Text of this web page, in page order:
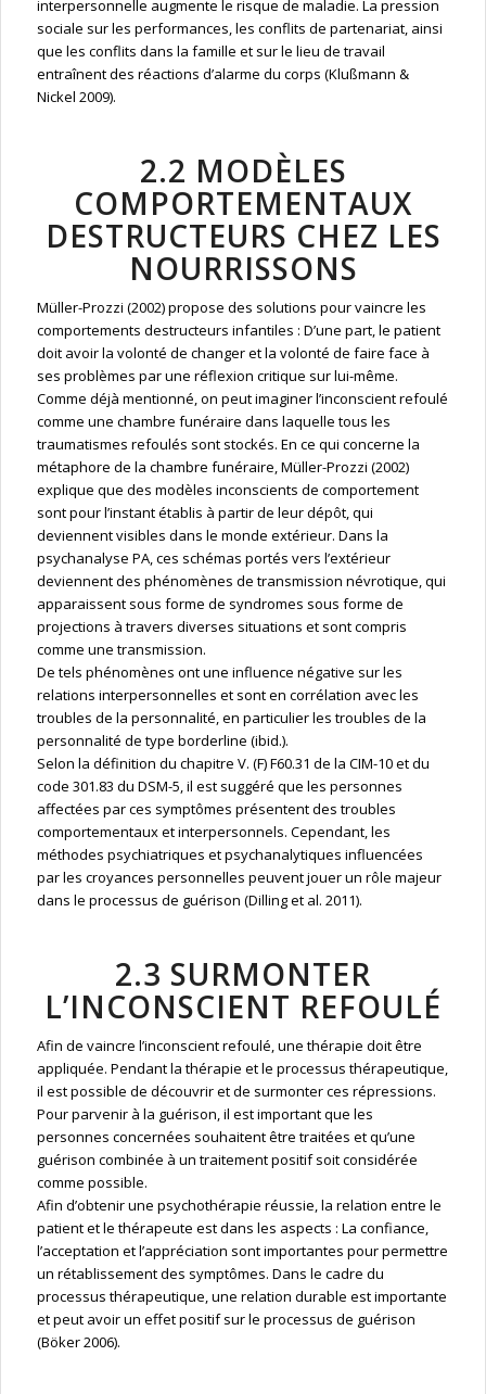
interpersonnelle augmente le risque de maladie. La pression
sociale sur les performances, les conflits de partenariat, ainsi
que les conflits dans la famille et sur le lieu de travail
entraînent des réactions d’alarme du corps (Klußmann &
Nickel 2009).
2.2 MODÈLES
COMPORTEMENTAUX
DESTRUCTEURS CHEZ LES
NOURRISSONS
Müller-Prozzi (2002) propose des solutions pour vaincre les
comportements destructeurs infantiles : D’une part, le patient
doit avoir la volonté de changer et la volonté de faire face à
ses problèmes par une réflexion critique sur lui-même.
Comme déjà mentionné, on peut imaginer l’inconscient refoulé
comme une chambre funéraire dans laquelle tous les
traumatismes refoulés sont stockés. En ce qui concerne la
métaphore de la chambre funéraire, Müller-Prozzi (2002)
explique que des modèles inconscients de comportement
sont pour l’instant établis à partir de leur dépôt, qui
deviennent visibles dans le monde extérieur. Dans la
psychanalyse PA, ces schémas portés vers l’extérieur
deviennent des phénomènes de transmission névrotique, qui
apparaissent sous forme de syndromes sous forme de
projections à travers diverses situations et sont compris
comme une transmission.
De tels phénomènes ont une influence négative sur les
relations interpersonnelles et sont en corrélation avec les
troubles de la personnalité, en particulier les troubles de la
personnalité de type borderline (ibid.).
Selon la définition du chapitre V. (F) F60.31 de la CIM-10 et du
code 301.83 du DSM-5, il est suggéré que les personnes
affectées par ces symptômes présentent des troubles
comportementaux et interpersonnels. Cependant, les
méthodes psychiatriques et psychanalytiques influencées
par les croyances personnelles peuvent jouer un rôle majeur
dans le processus de guérison (Dilling et al. 2011).
2.3 SURMONTER
L’INCONSCIENT REFOULÉ
Afin de vaincre l’inconscient refoulé, une thérapie doit être
appliquée. Pendant la thérapie et le processus thérapeutique,
il est possible de découvrir et de surmonter ces répressions.
Pour parvenir à la guérison, il est important que les
personnes concernées souhaitent être traitées et qu’une
guérison combinée à un traitement positif soit considérée
comme possible.
Afin d’obtenir une psychothérapie réussie, la relation entre le
patient et le thérapeute est dans les aspects : La confiance,
l’acceptation et l’appréciation sont importantes pour permettre
un rétablissement des symptômes. Dans le cadre du
processus thérapeutique, une relation durable est importante
et peut avoir un effet positif sur le processus de guérison
(Böker 2006).